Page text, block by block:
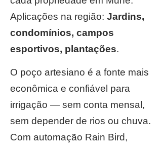
Aplicações na região: Jardins,
condomínios, campos
esportivos, plantações.
O poço artesiano é a fonte mais
econômica e confiável para
irrigação — sem conta mensal,
sem depender de rios ou chuva.
Com automação Rain Bird,